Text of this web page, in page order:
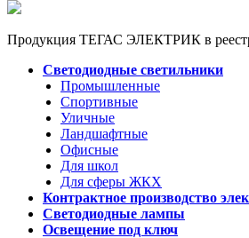
Продукция ТЕГАС ЭЛЕКТРИК в
Светодиодные светильники
Промышленные
Спортивные
Уличные
Ландшафтные
Офисные
Для школ
Для сферы ЖКХ
Контрактное производство
Светодиодные лампы
Освещение под ключ